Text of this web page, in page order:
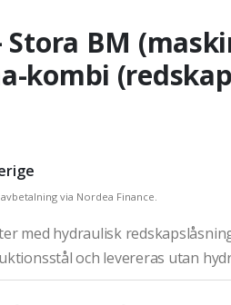
BM
kombi
via Nordea Finance.
med hydraulisk
och levereras utan